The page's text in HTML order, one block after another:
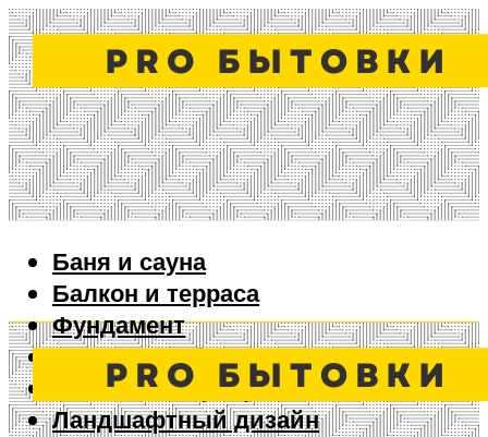
Баня и сауна
Балкон и терраса
Фундамент
Ворота и забор
Дизайн интерьера
Ландшафтный дизайн